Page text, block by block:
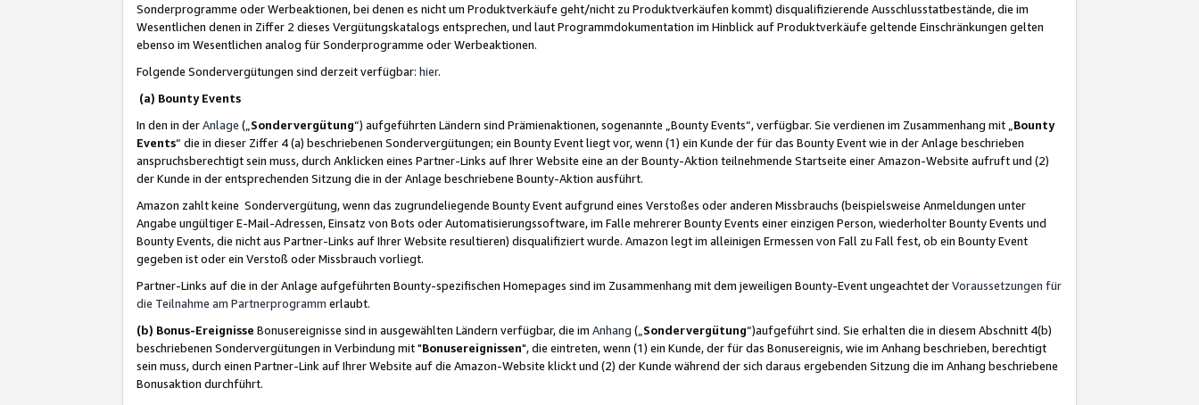
Sonderprogramme oder Werbeaktionen, bei denen es nicht um Produktverkäufe geht/nicht zu Produktverkäufen kommt) disqualifizierende Ausschlusstatbestände, die im
Wesentlichen denen in Ziffer 2 dieses Vergütungskatalogs entsprechen, und laut Programmdokumentation im Hinblick auf Produktverkäufe geltende Einschränkungen gelten
ebenso im Wesentlichen analog für Sonderprogramme oder Werbeaktionen.
Folgende Sondervergütungen sind derzeit verfügbar: hier.
(a) Bounty Events
In den in derAnlage („ Sondervergütung“) aufgeführten Ländern sind Prämienaktionen, sogenannte „Bounty Events“, verfügbar. Sie verdienen im Zusammenhang mit „ Bounty
Events“ die in dieser Ziffer 4 (a) beschriebenen Sondervergütungen; ein Bounty Event liegt vor, wenn (1) ein Kunde der für das Bounty Event wie in der Anlage beschrieben
anspruchsberechtigt sein muss, durch Anklicken eines Partner-Links auf Ihrer Website eine an der Bounty-Aktion teilnehmende Startseite einer Amazon-Website aufruft und (2)
der Kunde in der entsprechenden Sitzung die in der Anlage beschriebene Bounty-Aktion ausführt.
Amazon zahlt keine Sondervergütung, wenn das zugrundeliegende Bounty Event aufgrund eines Verstoßes oder anderen Missbrauchs (beispielsweise Anmeldungen unter
Angabe ungültiger E-Mail-Adressen, Einsatz von Bots oder Automatisierungssoftware, im Falle mehrerer Bounty Events einer einzigen Person, wiederholter Bounty Events und
Bounty Events, die nicht aus Partner-Links auf Ihrer Website resultieren) disqualifiziert wurde. Amazon legt im alleinigen Ermessen von Fall zu Fall fest, ob ein Bounty Event
gegeben ist oder ein Verstoß oder Missbrauch vorliegt.
Partner-Links auf die in der Anlage aufgeführten Bounty-spezifischen Homepages sind im Zusammenhang mit dem jeweiligen Bounty-Event ungeachtet derVoraussetzungen für
die Teilnahme am Partnerprogramm erlaubt.
(b) Bonus-Ereignisse Bonusereignisse sind in ausgewählten Ländern verfügbar, die im Anhang („ Sondervergütung“)aufgeführt sind. Sie erhalten die in diesem Abschnitt 4(b)
beschriebenen Sondervergütungen in Verbindung mit "Bonusereignissen", die eintreten, wenn (1) ein Kunde, der für das Bonusereignis, wie im Anhang beschrieben, berechtigt
sein muss, durch einen Partner-Link auf Ihrer Website auf die Amazon-Website klickt und (2) der Kunde während der sich daraus ergebenden Sitzung die im Anhang beschriebene
Bonusaktion durchführt.